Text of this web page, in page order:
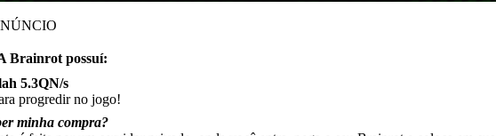
Brainrot possuí:
5.3QN/s
progredir no jogo!
minha compra?